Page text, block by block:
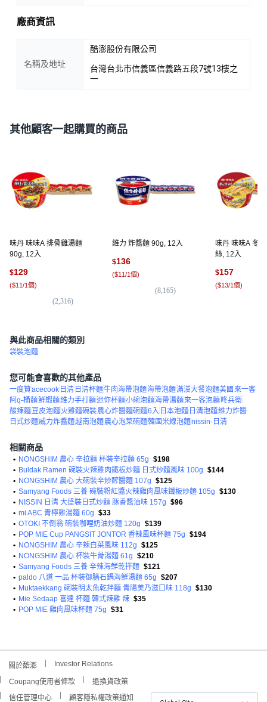
廠商資訊
名稱及地址
酷澎股份有限公司
台灣台北市信義區信義路五段7號13樓之
一
其他顧客一起購買的商品
味丹 味味A 排骨雞湯麵
90g, 12入
$129
($11/1個)
(2,316)
維力 炸醬麵 90g, 12入
$136
($11/1個)
(8,165)
味丹 味味A 冬
絲, 12入
$157
($13/1個)
與此商品相關的類別
袋裝泡麵
您可能會喜歡的其他產品
一度贊acecook 日清 日清杯麵牛肉海帶泡麵海帶泡麵滿漢大餐泡麵美國 來一客
阿q-桶麵鮮蝦麵維力手打麵迷你杯麵小碗泡麵海帶湯麵來一客泡麵咚兵衛
酸辣麵 豆皮泡麵火雞麵碗裝農心炸醬麵碗麵6入 日本泡麵 日清泡麵維力炸醬
日式炒麵威力炸醬麵越南泡麵農心泡菜碗麵韓國米線泡麵nissin-日清
相關商品
• NONGSHIM 農心 辛拉麵 杯裝辛拉麵 65g $198
• Buldak Ramen 碗裝火辣雞肉鐵板炒麵 日式炒麵風味 100g $144
• NONGSHIM 農心 大碗裝辛炒醡醬麵 107g $125
• Samyang Foods 三養 碗裝粉紅醬火辣雞肉風味鐵板炒麵 105g $130
• NISSIN 日清 大盛裝日式炒麵 豚香醬油味 157g $96
• mi ABC 青檸雞湯麵 60g $33
• OTOKI 不倒翁 碗裝咖哩奶油炒麵 120g $139
• POP MIE Cup PANGSIT JONTOR 香辣風味杯麵 75g $194
• NONGSHIM 農心 辛辣白菜風味 112g $125
• NONGSHIM 農心 杯裝牛骨湯麵 61g $210
• Samyang Foods 三養 辛辣海鮮乾拌麵 $121
• paldo 八道 一品 杯裝御膳石鍋海鮮湯麵 65g $207
• Muktaekkang 碗裝明太魚乾拌麵 青陽美乃滋口味 118g $130
• Mie Sedaap 喜達 杯麵 韓式辣雞 辣 $35
• POP MIE 雞肉風味杯麵 75g $31
關於酷澎 Investor Relations
Coupang使用者條款
退換貨政策
信任管理中心
顧客隱私權政策通知